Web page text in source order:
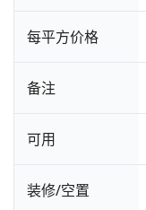
每平方价格
备注
可用
装修/空置